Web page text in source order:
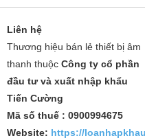
Liên hệ
Thương hiệu bán lẻ thiết bị âm
thanh thuộc Công ty cổ phần
đầu tư và xuất nhập khẩu
Tiến Cường
Mã số thuế : 0900994675
Website: https://